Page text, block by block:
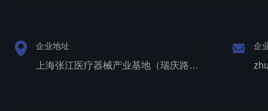
企业地址
上海张江医疗器械产业基地（瑞庆路528号）
企